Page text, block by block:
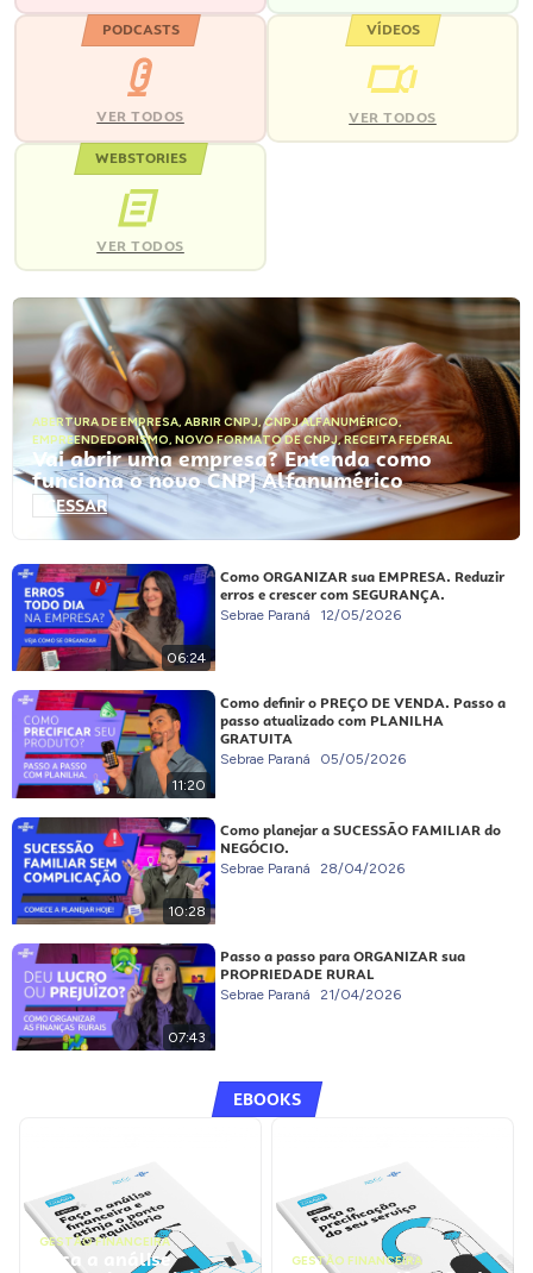
PODCASTS
VER TODOS
VÍDEOS
VER TODOS
WEBSTORIES
VER TODOS
ABERTURA DE EMPRESA, ABRIR CNPJ,CNPJ ALFANUMÉRICO,
EMPREENDEDORISMO, NOVO FORMATO DE CNPJ,RECEITA FEDERAL
Vai abrir uma empresa? Entenda como
funciona o novo CNPJ Alfanumérico
ACESSAR
06:24
Como ORGANIZAR sua EMPRESA. Reduzir
erros e crescer com SEGURANÇA.
Sebrae Paraná 12/05/2026
11:20
Como definir o PREÇO DE VENDA. Passo a
passo atualizado com PLANILHA
GRATUITA
Sebrae Paraná 05/05/2026
10:28
Como planejar a SUCESSÃO FAMILIAR do
NEGÓCIO.
Sebrae Paraná 28/04/2026
07:43
Passo a passo para ORGANIZAR sua
PROPRIEDADE RURAL
Sebrae Paraná 21/04/2026
EBOOKS
GESTÃO FINANCEIRA
Faça a análise GESTÃO FINANCEIRA